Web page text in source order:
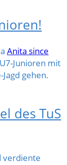
Anita since
Junioren mit
gehen.
des TuS
verdiente